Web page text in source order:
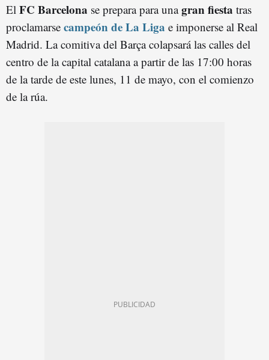
El FC Barcelona se prepara para unagran fiesta tras
proclamarse campeón de La Liga e imponerse al Real
Madrid. La comitiva del Barça colapsará las calles del
centro de la capital catalana a partir de las 17:00 horas
de la tarde de este lunes, 11 de mayo, con el comienzo
de la rúa.